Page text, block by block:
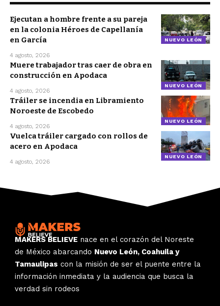
NUEVO LEÓN
Ejecutan a hombre frente a su pareja
en la colonia Héroes de Capellanía
en García
4 agosto, 2026
NUEVO LEÓN
Muere trabajador tras caer de obra en
construcción en Apodaca
4 agosto, 2026
NUEVO LEÓN
Tráiler se incendia en Libramiento
Noroeste de Escobedo
4 agosto, 2026
NUEVO LEÓN
Vuelca tráiler cargado con rollos de
acero en Apodaca
4 agosto, 2026
MAKERS BELIEVE nace en el corazón del Noreste
de México abarcando Nuevo León, Coahuila y
Tamaulipas con la misión de ser el puente entre la
información inmediata y la audiencia que busca la
verdad sin rodeos